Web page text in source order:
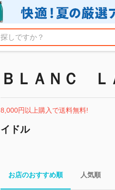
ＢＬＡＮＣ Ｌ
8,000円以上購入で送料無料!
イドル
お店のおすすめ順 人気順